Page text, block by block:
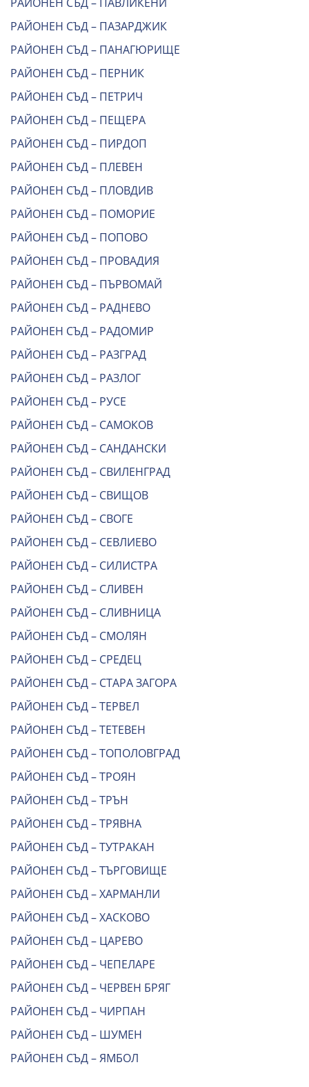
РАЙОНЕН СЪД – ПАЗАРДЖИК
РАЙОНЕН СЪД – ПАНАГЮРИЩЕ
РАЙОНЕН СЪД – ПЕРНИК
РАЙОНЕН СЪД – ПЕТРИЧ
РАЙОНЕН СЪД – ПЕЩЕРА
РАЙОНЕН СЪД – ПИРДОП
РАЙОНЕН СЪД – ПЛЕВЕН
РАЙОНЕН СЪД – ПЛОВДИВ
РАЙОНЕН СЪД – ПОМОРИЕ
РАЙОНЕН СЪД – ПОПОВО
РАЙОНЕН СЪД – ПРОВАДИЯ
РАЙОНЕН СЪД – ПЪРВОМАЙ
РАЙОНЕН СЪД – РАДНЕВО
РАЙОНЕН СЪД – РАДОМИР
РАЙОНЕН СЪД – РАЗГРАД
РАЙОНЕН СЪД – РАЗЛОГ
РАЙОНЕН СЪД – РУСЕ
РАЙОНЕН СЪД – САМОКОВ
РАЙОНЕН СЪД – САНДАНСКИ
РАЙОНЕН СЪД – СВИЛЕНГРАД
РАЙОНЕН СЪД – СВИЩОВ
РАЙОНЕН СЪД – СВОГЕ
РАЙОНЕН СЪД – СЕВЛИЕВО
РАЙОНЕН СЪД – СИЛИСТРА
РАЙОНЕН СЪД – СЛИВЕН
РАЙОНЕН СЪД – СЛИВНИЦА
РАЙОНЕН СЪД – СМОЛЯН
РАЙОНЕН СЪД – СРЕДЕЦ
РАЙОНЕН СЪД – СТАРА ЗАГОРА
РАЙОНЕН СЪД – ТЕРВЕЛ
РАЙОНЕН СЪД – ТЕТЕВЕН
РАЙОНЕН СЪД – ТОПОЛОВГРАД
РАЙОНЕН СЪД – ТРОЯН
РАЙОНЕН СЪД – ТРЪН
РАЙОНЕН СЪД – ТРЯВНА
РАЙОНЕН СЪД – ТУТРАКАН
РАЙОНЕН СЪД – ТЪРГОВИЩЕ
РАЙОНЕН СЪД – ХАРМАНЛИ
РАЙОНЕН СЪД – ХАСКОВО
РАЙОНЕН СЪД – ЦАРЕВО
РАЙОНЕН СЪД – ЧЕПЕЛАРЕ
РАЙОНЕН СЪД – ЧЕРВЕН БРЯГ
РАЙОНЕН СЪД – ЧИРПАН
РАЙОНЕН СЪД – ШУМЕН
РАЙОНЕН СЪД – ЯМБОЛ